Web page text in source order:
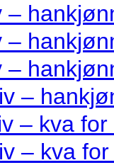
–
–
–
–
– kva
– kva